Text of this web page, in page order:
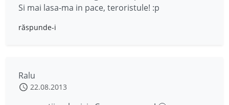
Si mai lasa-ma in pace, teroristule! :p
răspunde-i
Ralu
22.08.2013